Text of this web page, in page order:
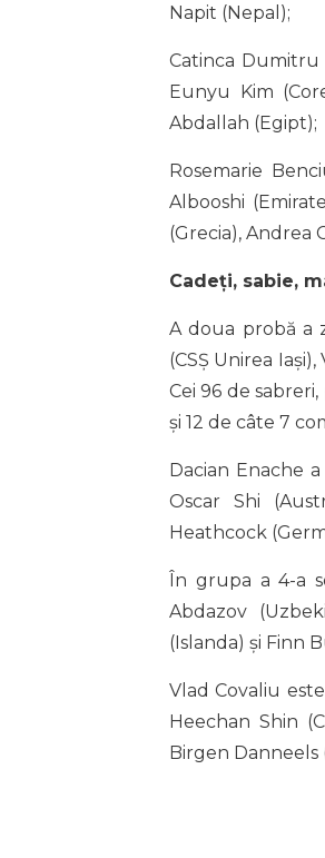
Napit (Nepal);
Catinca Dumitru
Eunyu Kim
Abdallah (Egipt);
Rosemarie
Albooshi
(Grecia), Andrea
Cadeți, sabie,
A doua probă a
(CSȘ Unirea
Cei 96 de
și 12 de câte 7
Dacian Enache
Oscar Shi
Heathcock
În grupa a 4-a
Abdazov
(Islanda) și Finn
Vlad Covaliu
Heechan Shin
Birgen Danneels